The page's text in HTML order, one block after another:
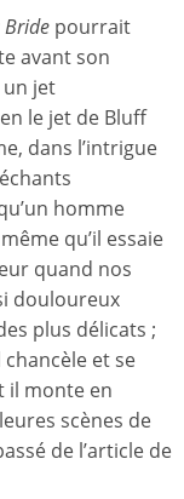
Bride pourrait
avant son
jet
le jet de Bluff
dans l’intrigue
homme
qu’il essaie
quand nos
douloureux
plus délicats ;
chancèle et se
il monte en
scènes de
de l’article de